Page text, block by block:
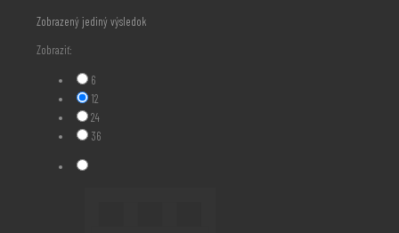
Zobrazený jediný výsledok
Zobraziť:
6
12
24
36